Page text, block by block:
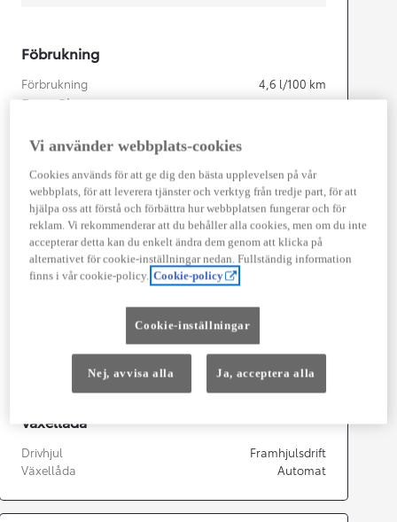
Föbrukning
Förbrukning 4,6 l/100 km
Euro Class
Kombinerad Co2
Motor
Cylindrar
4
Kapacitet
1 798 cc
Effekt
103kw (140 hk)
Acceleration 0-100km/h
9,1 sekunder
Växellåda
Drivhjul
Framhjulsdrift
Växellåda
Automat
Vi använder webbplats-cookies
Cookies används för att ge dig den bästa upplevelsen på vår
webbplats, för att leverera tjänster och verktyg från tredje part, för att
hjälpa oss att förstå och förbättra hur webbplatsen fungerar och för
reklam. Vi rekommenderar att du behåller alla cookies, men om du inte
accepterar detta kan du enkelt ändra dem genom att klicka på
alternativet för cookie-inställningar nedan. Fullständig information
finns i vår cookie-policy. Cookie-policy
Cookie-inställningar
Nej, avvisa alla Ja, acceptera alla